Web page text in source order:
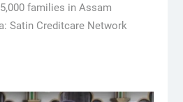
families in Assam
Satin Creditcare Network